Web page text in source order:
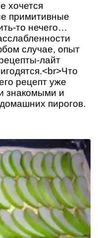
хочется
примитивные
то нечего…
случае, опыт
лайт
рецепт уже
знакомыми и
пирогов.